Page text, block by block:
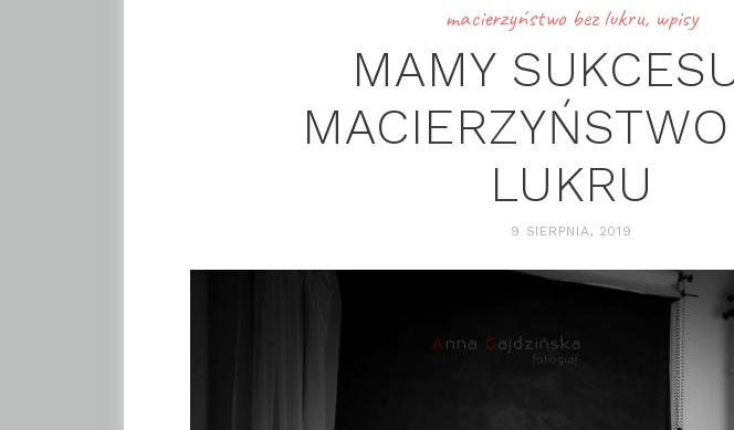
macierzyństwo bez lukru, wpisy
MAMY
LUKRU
9 SIERPNIA, 2019